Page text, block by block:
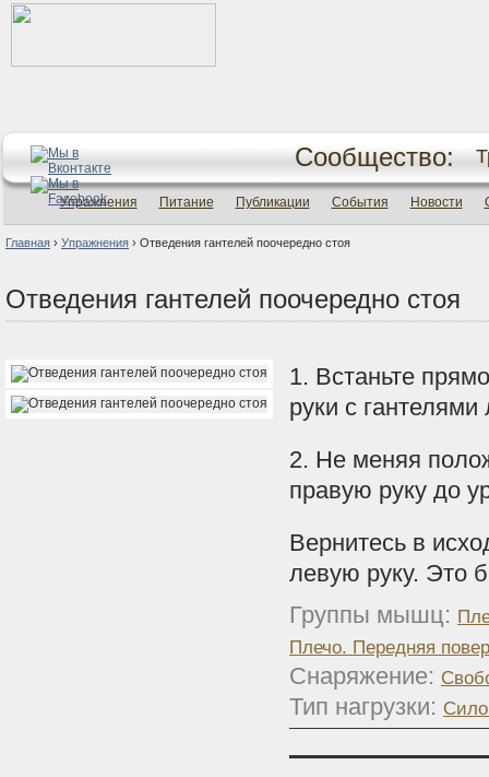
Сообщество:
Упражнения Питание Публикации События Новости
Главная › Упражнения › Отведения гантелей поочередно стоя
Отведения гантелей поочередно стоя
1. Встаньте
руки с
2. Не меняя
правую руку до
Вернитесь в
левую руку. Это
Группы мышц:
Плечо. Передняя
Снаряжение:
Тип нагрузки: